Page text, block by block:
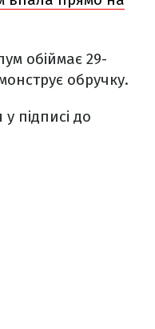
обіймає 29-
обручку.
підписі до